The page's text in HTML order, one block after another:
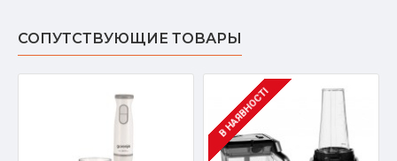
СОПУТСТВУЮЩИЕ ТОВАРЫ
В НАЯВНОСТІ